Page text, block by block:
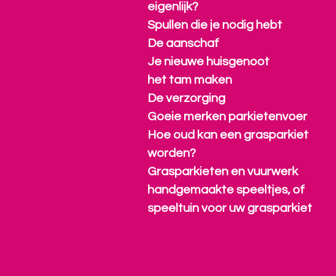
eigenlijk?
Spullen die je nodig hebt
De aanschaf
Je nieuwe huisgenoot
het tam maken
De verzorging
Goeie merken parkietenvoer
Hoe oud kan een grasparkiet
worden?
Grasparkieten en vuurwerk
handgemaakte speeltjes, of
speeltuin voor uw grasparkiet